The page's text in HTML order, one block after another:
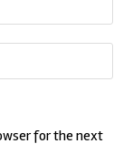
for the next